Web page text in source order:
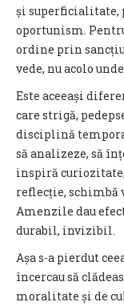
și superficialitate,
oportunism.
ordine prin
vede, nu acolo
Este aceeași
care strigă,
disciplină
să analizeze, să
inspiră
reflecție, schimbă
Amenzile dau
durabil, invizibil.
Așa s-a pierdut
încercau să
moralitate și de